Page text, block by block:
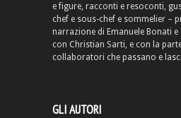
e figure, racconti e resoconti,
chef e sous-chef e sommelier –
narrazione di Emanuele Bonati e
con Christian Sarti, e con la
collaboratori che passano e
GLI AUTORI